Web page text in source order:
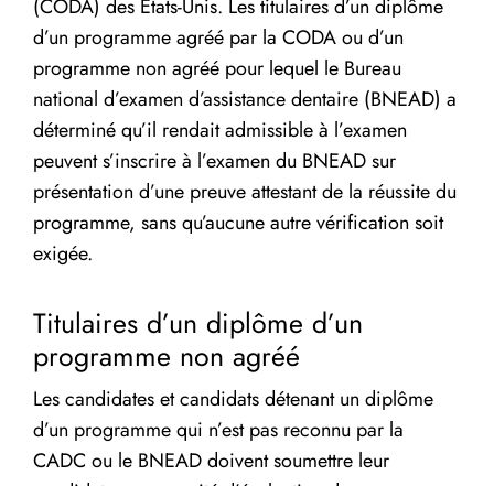
(CODA) des États-Unis. Les titulaires d’un diplôme
d’un programme agréé par la CODA ou d’un
programme non agréé pour lequel le Bureau
national d’examen d’assistance dentaire (BNEAD) a
déterminé qu’il rendait admissible à l’examen
peuvent s’inscrire à l’examen du BNEAD sur
présentation d’une preuve attestant de la réussite du
programme, sans qu’aucune autre vérification soit
exigée.
Titulaires d’un diplôme d’un
programme non agréé
Les candidates et candidats détenant un diplôme
d’un programme qui n’est pas reconnu par la
CADC ou le BNEAD doivent soumettre leur